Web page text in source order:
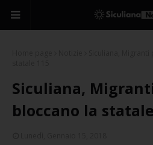
Siculiana,
bloccano la